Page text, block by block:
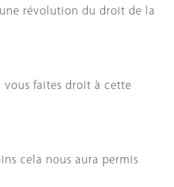
révolution du droit de la
vous faites droit à cette
cela nous aura permis